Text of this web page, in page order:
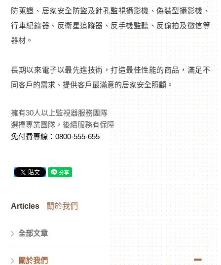
防蒐證、居家安全防盜及針孔監視攝影機、偽裝型攝影機、
行車紀錄器、反衛星追蹤器、反手機監聽、反偷拍及徵信等
器材。
長期以來電子以最先進技術，打造最佳性能的商品，滿足不
同客戶的需求、提供客戶最滿意的居家安全照顧。
擁有30人以上監視器服務團隊
選擇專業團隊，後續服務有保障
免付費專線：0800-555-655
Articles 關於我們
全部文章
關於我們